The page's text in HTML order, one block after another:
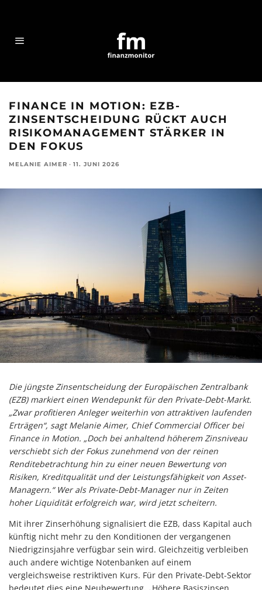
FINANCE IN MOTION: EZB-
ZINSENTSCHEIDUNG RÜCKT AUCH
RISIKOMANAGEMENT STÄRKER IN
DEN FOKUS
MELANIE AIMER · 11. JUNI 2026
Die jüngste Zinsentscheidung der Europäischen Zentralbank
(EZB) markiert einen Wendepunkt für den Private-Debt-Markt.
„Zwar profitieren Anleger weiterhin von attraktiven laufenden
Erträgen“, sagt Melanie Aimer, Chief Commercial Officer bei
Finance in Motion. „Doch bei anhaltend höherem Zinsniveau
verschiebt sich der Fokus zunehmend von der reinen
Renditebetrachtung hin zu einer neuen Bewertung von
Risiken, Kreditqualität und der Leistungsfähigkeit von Asset-
Managern.“ Wer als Private-Debt-Manager nur in Zeiten
hoher Liquidität erfolgreich war, wird jetzt scheitern.
Mit ihrer Zinserhöhung signalisiert die EZB, dass Kapital auch
künftig nicht mehr zu den Konditionen der vergangenen
Niedrigzinsjahre verfügbar sein wird. Gleichzeitig verbleiben
auch andere wichtige Notenbanken auf einem
vergleichsweise restriktiven Kurs. Für den Private-Debt-Sektor